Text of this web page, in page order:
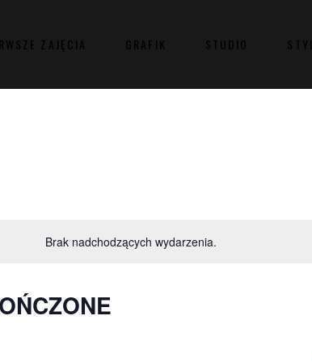
ZAJĘCIA GRAFIK STUDIO
Brak nadchodzących wydarzenia.